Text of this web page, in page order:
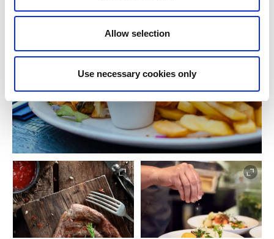
Allow selection
Use necessary cookies only